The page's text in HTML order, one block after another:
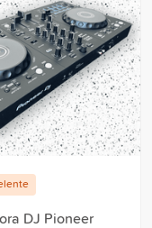
DJ Pioneer